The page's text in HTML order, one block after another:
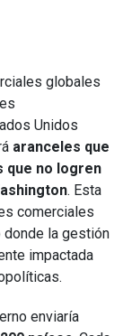
globales
Unidos
aranceles que
que no logren
. Esta
comerciales
donde la gestión
impactada
enviaría